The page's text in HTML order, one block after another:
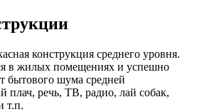
конструкция среднего уровня.
в жилых помещениях и успешно
бытового шума средней
плач, речь, ТВ, радио, лай собак,
т.п.